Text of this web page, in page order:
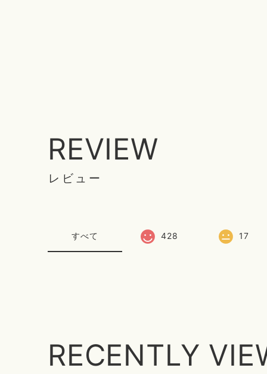
REVIEW
レビュー
すべて 428 17
RECENTLY